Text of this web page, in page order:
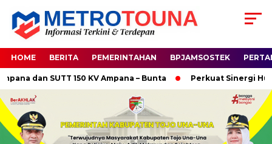
HOME BERITA PEMERINTAHAN BPJAMSOSTEK
dan SUTT 150 KV Ampana – Bunta Perkuat Sinergi